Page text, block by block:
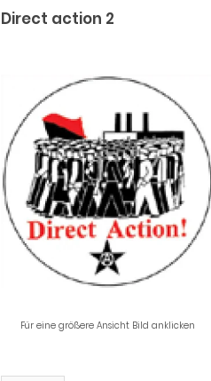
Direct action 2
Für eine größere Ansicht Bild anklicken